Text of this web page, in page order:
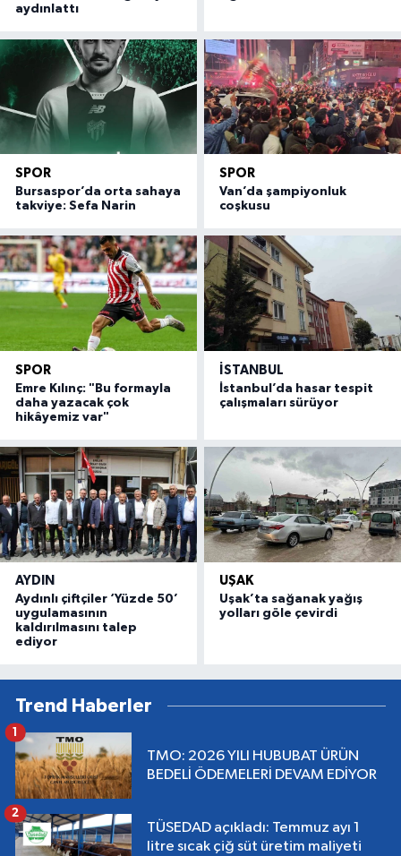
aydınlattı
SPOR
Bursaspor’da orta sahaya
takviye: Sefa Narin
SPOR
Van’da şampiyonluk
coşkusu
SPOR
Emre Kılınç: "Bu formayla
daha yazacak çok
hikâyemiz var"
İSTANBUL
İstanbul’da hasar tespit
çalışmaları sürüyor
AYDIN
Aydınlı çiftçiler ‘Yüzde 50’
uygulamasının
kaldırılmasını talep
ediyor
UŞAK
Uşak’ta sağanak yağış
yolları göle çevirdi
Trend Haberler
TMO: 2026 YILI HUBUBAT ÜRÜN
BEDELİ ÖDEMELERİ DEVAM EDİYOR
1
TÜSEDAD açıkladı: Temmuz ayı 1
litre sıcak çiğ süt üretim maliyeti
2